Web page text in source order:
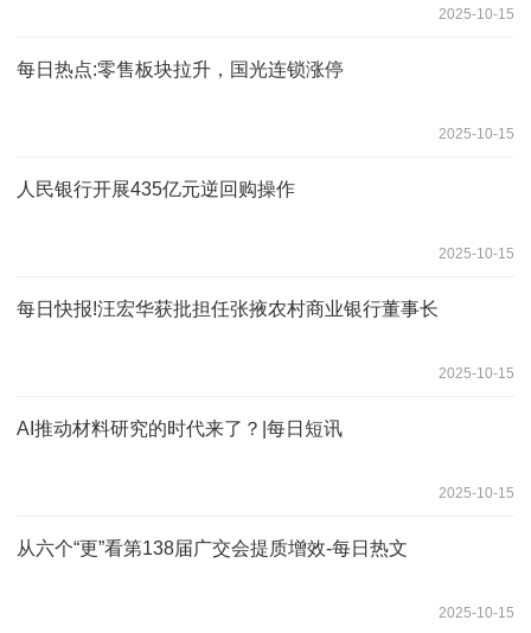
2025-10-15
每日热点:零售板块拉升，国光连锁涨停
2025-10-15
人民银行开展435亿元逆回购操作
2025-10-15
每日快报!汪宏华获批担任张掖农村商业银行董事长
2025-10-15
AI推动材料研究的时代来了？|每日短讯
2025-10-15
从六个“更”看第138届广交会提质增效-每日热文
2025-10-15